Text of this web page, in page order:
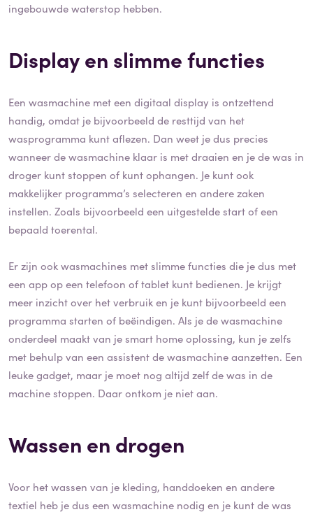
ingebouwde waterstop hebben.
Display en slimme functies
Een wasmachine met een digitaal display is ontzettend
handig, omdat je bijvoorbeeld de resttijd van het
wasprogramma kunt aflezen. Dan weet je dus precies
wanneer de wasmachine klaar is met draaien en je de was in
droger kunt stoppen of kunt ophangen. Je kunt ook
makkelijker programma’s selecteren en andere zaken
instellen. Zoals bijvoorbeeld een uitgestelde start of een
bepaald toerental.
Er zijn ook wasmachines met slimme functies die je dus met
een app op een telefoon of tablet kunt bedienen. Je krijgt
meer inzicht over het verbruik en je kunt bijvoorbeeld een
programma starten of beëindigen. Als je de wasmachine
onderdeel maakt van je smart home oplossing, kun je zelfs
met behulp van een assistent de wasmachine aanzetten. Een
leuke gadget, maar je moet nog altijd zelf de was in de
machine stoppen. Daar ontkom je niet aan.
Wassen en drogen
Voor het wassen van je kleding, handdoeken en andere
textiel heb je dus een wasmachine nodig en je kunt de was